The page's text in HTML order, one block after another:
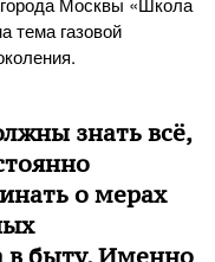
тема газовой
знать всё,
о мерах
в быту. Именно